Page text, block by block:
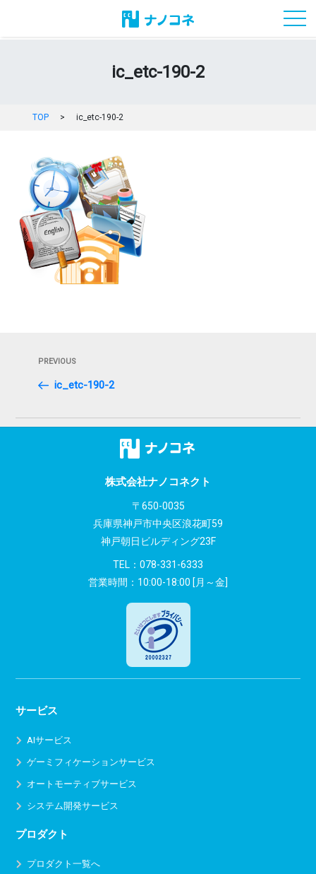
ic_etc-190-2
TOP > ic_etc-190-2
ビ
Previous
Post
PREVIOUS
ic_etc-190-2
株式会社ナノコネクト
〒650-0035
兵庫県神戸市中央区浪花町59
神戸朝日ビルディング23F
TEL： 078-331-6333
営業時間：10:00-18:00 [月～金]
サービス
AIサービス
ゲーミフィケーションサービス
オートモーティブサービス
システム開発サービス
プロダクト
プロダクト一覧へ